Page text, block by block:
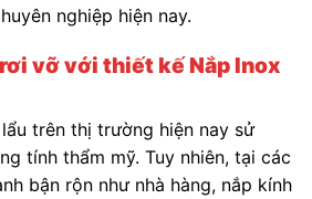
nghiệp hiện nay.
vỡ với thiết kế Nắp Inox
trên thị trường hiện nay sử
tính thẩm mỹ. Tuy nhiên, tại các
bận rộn như nhà hàng, nắp kính